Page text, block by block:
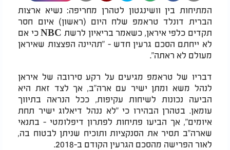
המתיחות בין וושינגטון לטהרן מחריפה: נשיא ארצות
הברית דונלד טראמפ שלח היום (ראשון) איום חסר
תקדים כלפי איראן, כשאמר בריאיון לרשת NBC כי אם
לא ייחתם הסכם גרעין חדש - "תהיינה הפצצות שאיראן
מעולם לא ראתה".
דבריו של טראמפ מגיעים על רקע סירובה של איראן
לנהל משא ומתן ישיר עם ארה"ב, אך לצד זאת היא
הביעה נכונות לשיחות עקיפות, ככל הנראה בתיווך
עומאן. בטהרן הבהירו כי "לא ננהל דיאלוג ישיר תחת
איומים", אך הביעו פתיחות לפתרון דיפלומטי - בתנאי
שארה"ב תסיר את הסנקציות ותוכיח שניתן לבטוח בה,
לאור הפרישה מהסכם הגרעין הקודם ב-2018.